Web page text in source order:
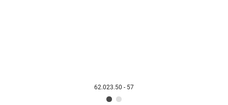
62.023.50 - 57